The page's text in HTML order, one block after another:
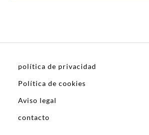
política de privacidad
Política de cookies
Aviso legal
contacto